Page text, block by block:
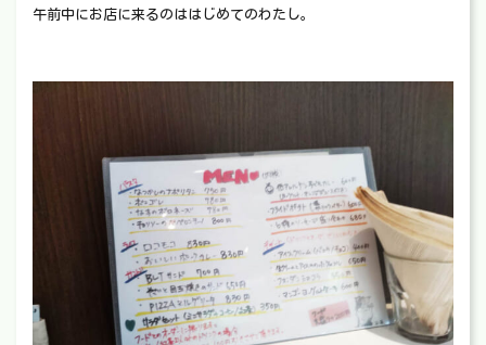
午前中にお店に来るのははじめてのわたし。